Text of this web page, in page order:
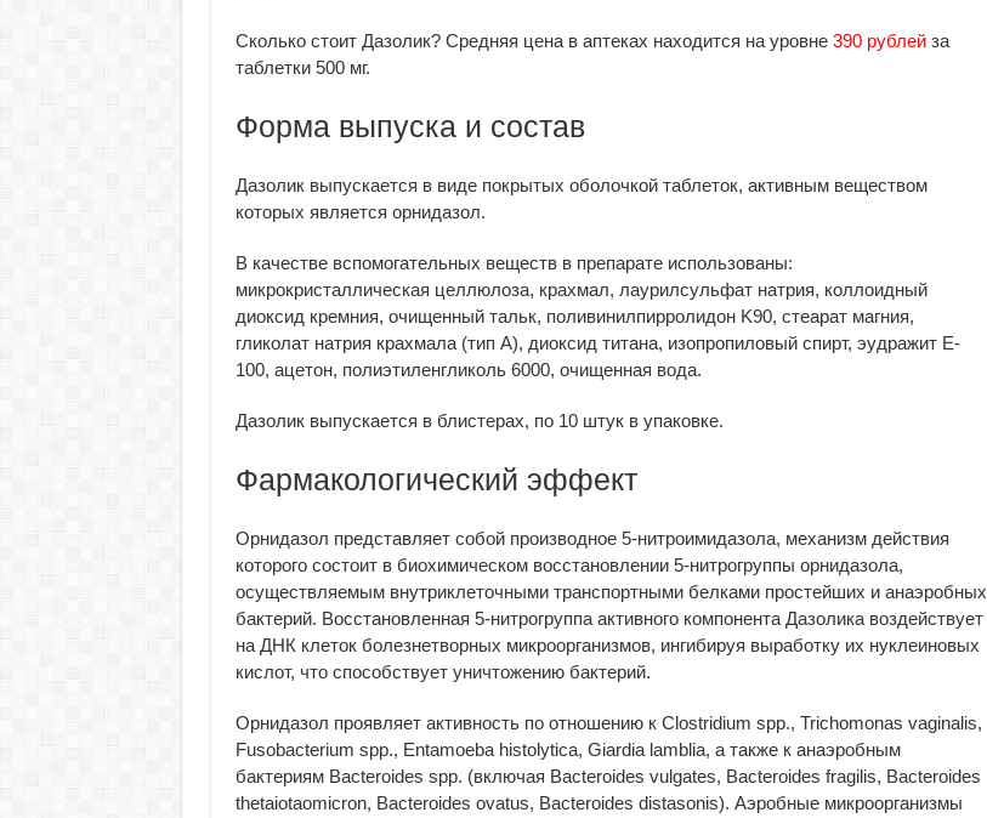
Сколько стоит Дазолик? Средняя цена в аптеках находится на уровне 390 рублей за
таблетки 500 мг.
Форма выпуска и состав
Дазолик выпускается в виде покрытых оболочкой таблеток, активным веществом
которых является орнидазол.
В качестве вспомогательных веществ в препарате использованы:
микрокристаллическая целлюлоза, крахмал, лаурилсульфат натрия, коллоидный
диоксид кремния, очищенный тальк, поливинилпирролидон K90, стеарат магния,
гликолат натрия крахмала (тип A), диоксид титана, изопропиловый спирт, эудражит E-
100, ацетон, полиэтиленгликоль 6000, очищенная вода.
Дазолик выпускается в блистерах, по 10 штук в упаковке.
Фармакологический эффект
Орнидазол представляет собой производное 5-нитроимидазола, механизм действия
которого состоит в биохимическом восстановлении 5-нитрогруппы орнидазола,
осуществляемым внутриклеточными транспортными белками простейших и анаэробных
бактерий. Восстановленная 5-нитрогруппа активного компонента Дазолика воздействует
на ДНК клеток болезнетворных микроорганизмов, ингибируя выработку их нуклеиновых
кислот, что способствует уничтожению бактерий.
Орнидазол проявляет активность по отношению к Clostridium spp., Trichomonas vaginalis,
Fusobacterium spp., Entamoeba histolytica, Giardia lamblia, а также к анаэробным
бактериям Bacteroides spp. (включая Bacteroides vulgates, Bacteroides fragilis, Bacteroides
thetaiotaomicron, Bacteroides ovatus, Bacteroides distasonis). Аэробные микроорганизмы